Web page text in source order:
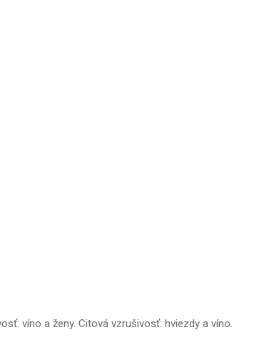
víno a ženy. Citová vzrušivosť: hviezdy a víno.